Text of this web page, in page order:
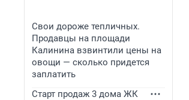
Свои дороже тепличных.
Продавцы на площади
Калинина взвинтили цены на
овощи — сколько придется
заплатить
Старт продаж 3 дома ЖК